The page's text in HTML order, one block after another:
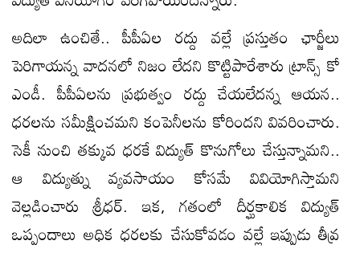
అదిలా ఉంచితే.. పీపీఏల రద్దు వల్లే ప్రస్తుతం ఛార్జీలు
పెరిగాయన్న వాదనలో నిజం లేదని కొట్టిపారేశారు ట్రాన్స్‌ కో
ఎండీ. పీపీఏలను ప్రభుత్వం రద్దు చేయలేదన్న ఆయన..
ధరలను సమీక్షించమని కంపెనీలను కోరిందని వివరించారు.
సెకీ నుంచి తక్కువ ధరకే విద్యుత్ కొనుగోలు చేస్తున్నామని..
ఆ విద్యుత్ను వ్యవసాయం కోసమే వివియోగిస్తామని
వెల్లడించారు శ్రీధర్. ఇక, గతంలో దీర్ఘకాలిక విద్యుత్
ఒప్పందాలు అధిక ధరలకు చేసుకోవడం వల్లే ఇప్పుడు తీవ్ర